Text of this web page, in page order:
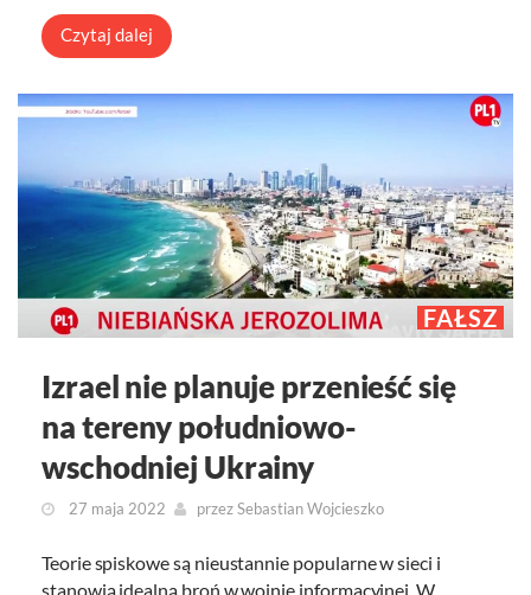
Czytaj dalej
FAŁSZ
Izrael nie planuje przenieść się
na tereny południowo-
wschodniej Ukrainy
27 maja 2022 przezSebastian Wojcieszko
Teorie spiskowe są nieustannie popularne w sieci i
stanowią idealną broń w wojnie informacyjnej. W